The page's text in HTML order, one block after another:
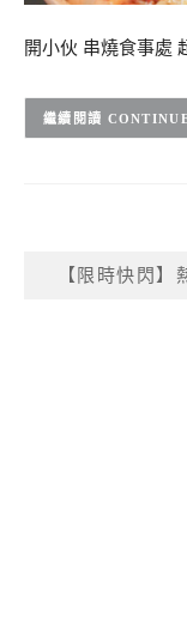
開小伙 串燒食事處
【限時快閃